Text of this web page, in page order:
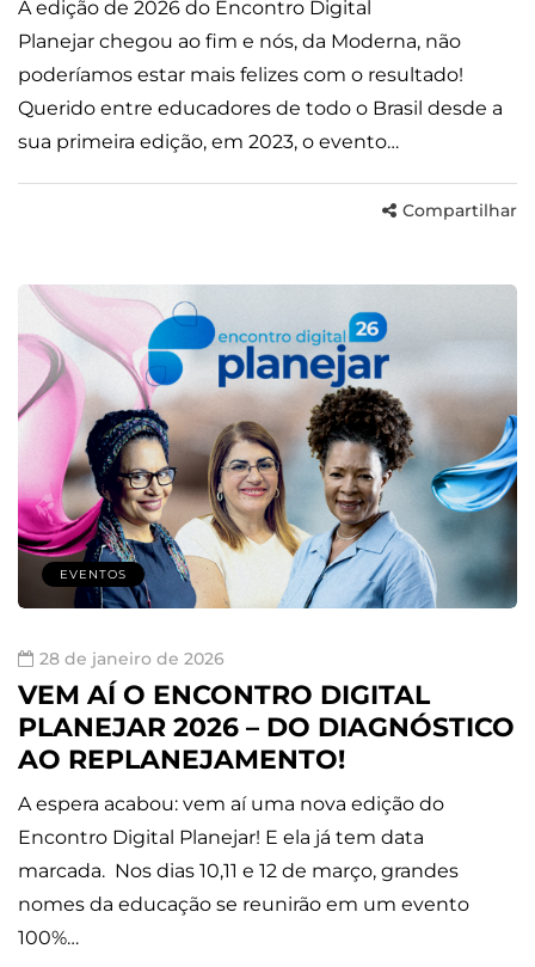
A edição de 2026 do Encontro Digital
Planejar chegou ao fim e nós, da Moderna, não
poderíamos estar mais felizes com o resultado!
Querido entre educadores de todo o Brasil desde a
sua primeira edição, em 2023, o evento…
Compartilhar
EVENTOS
28 de janeiro de 2026
VEM AÍ O ENCONTRO DIGITAL
PLANEJAR 2026 – DO DIAGNÓSTICO
AO REPLANEJAMENTO!
A espera acabou: vem aí uma nova edição do
Encontro Digital Planejar! E ela já tem data
marcada. Nos dias 10,11 e 12 de março, grandes
nomes da educação se reunirão em um evento
100%…